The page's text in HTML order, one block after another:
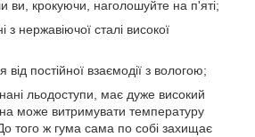
ви, крокуючи, наголошуйте на п'яті;
з нержавіючої сталі високої
постійної взаємодії з вологою;
льодоступи, має дуже високий
може витримувати температуру
того ж гума сама по собі захищає